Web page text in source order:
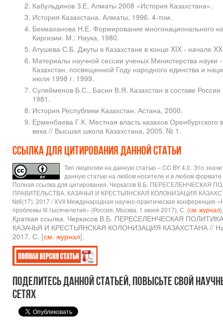
Кабульдинов З.Е. Алматы 2008 «История Казахстана».
История Казахстана. Алматы, 1996. 4-том.
Бекмаханова Н.Е. Формирование многонационального
Киргизии. М.: Наука, 1980.
Атушева С.Б. Джуты в Казахстане в конце XIX - начале
Материалы научной сессии ученых Министерства науки
Казахстан, посвященной Году народного единства и
июля 1998 г. 1999.
Сулейменов Б.С., Басин В.Я. Казахстан в составе
1981.
История Республики Казахстан. Астана, 2000.
Ерменбаева Г.К. Местная власть казахов
века // Высшая школа Казахстана, 2005. № 1.
Ссылка для цитирования данной статьи
Тип лицензии на данную статью – CC BY 4.0. Это
данную статью на любом носителе и в любом формате
Полная ссылка для цитирования. Черкасов В.Б. ПЕРЕСЕЛЕНЧЕСКАЯ
ПРАВИТЕЛЬСТВА. КАЗАЧЬЯ И КРЕСТЬЯНСКАЯ КОЛОНИЗАЦИЯ
№6(17). 2017 / XVII Международная научно-практическая конференция
проблемы III тысячелетия» (Россия. Москва. 1 июня 2017). С. {см. журнал}.
Краткая ссылка. Черкасов В.Б. ПЕРЕСЕЛЕНЧЕСКАЯ
КАЗАЧЬЯ И КРЕСТЬЯНСКАЯ КОЛОНИЗАЦИЯ КАЗАХСТАНА //
2017. С. {см. журнал}.
Поделитесь данной статьей, повысьте свой
сетях